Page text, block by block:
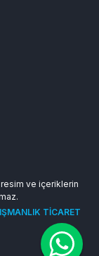
ve içeriklerin
TİCARET